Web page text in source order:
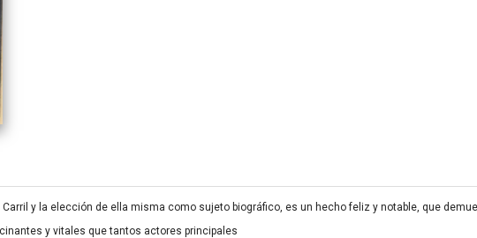
y la elección de ella misma como sujeto biográfico, es un hecho feliz y notable, que
y vitales que tantos actores principales